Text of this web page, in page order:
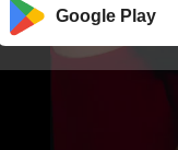
Google Play